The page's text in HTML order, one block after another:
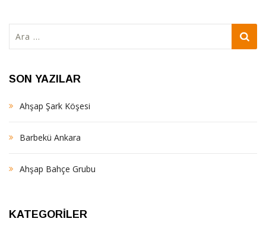
SON YAZILAR
Ahşap Şark Köşesi
Barbekü Ankara
Ahşap Bahçe Grubu
KATEGORILER